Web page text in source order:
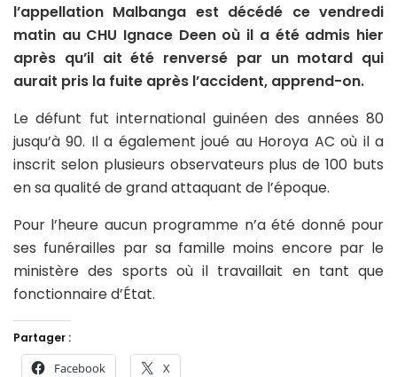
l’appellation Malbanga est décédé ce vendredi
matin au CHU Ignace Deen où il a été admis hier
après qu’il ait été renversé par un motard qui
aurait pris la fuite après l’accident, apprend-on.
Le défunt fut international guinéen des années 80
jusqu’à 90. Il a également joué au Horoya AC où il a
inscrit selon plusieurs observateurs plus de 100 buts
en sa qualité de grand attaquant de l’époque.
Pour l’heure aucun programme n’a été donné pour
ses funérailles par sa famille moins encore par le
ministère des sports où il travaillait en tant que
fonctionnaire d’État.
Partager :
Facebook X